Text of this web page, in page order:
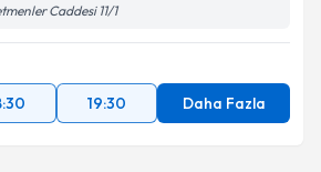
Caddesi 11/1
19:30 Daha Fazla